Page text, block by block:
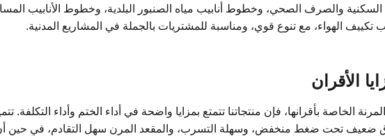
السكنية والصرف الصحي، وخطوط أنابيب مياه الصنبور البلدية، وخطوط الأنابيب
تكييف الهواء، مع تنوع قوي، ومناسبة للمشتريات بالجملة في المشاريع المدنية.
الأقران
الخاصة بأقرانها، فإن منتجاتنا تتمتع بمزايا واضحة في أداء الختم وأداء التكلفة.
ضعيف تحت ضغط منخفض، وسهلة التسرب، والمقعد المرن سهل التقادم، في حين